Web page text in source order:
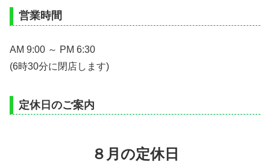
営業時間
AM 9:00 ～ PM 6:30
(6時30分に閉店します)
定休日のご案内
８月の定休日